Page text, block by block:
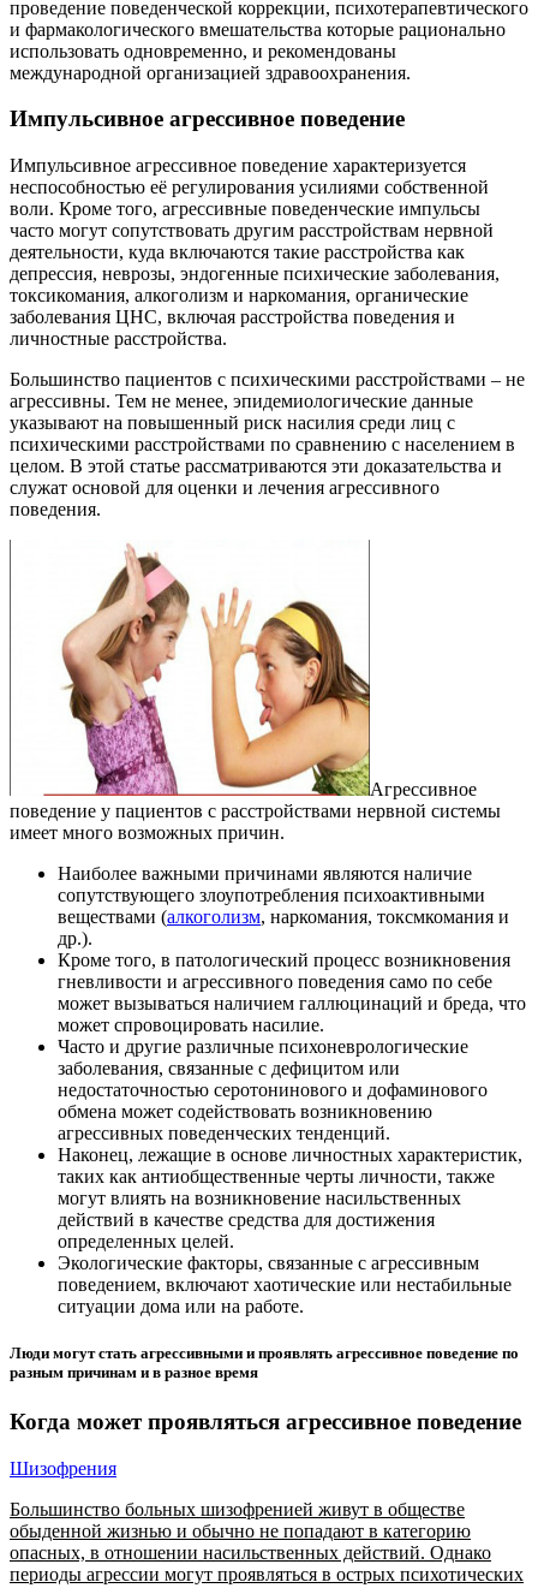
проведение поведенческой коррекции, психотерапевтического
и фармакологического вмешательства которые рационально
использовать одновременно, и рекомендованы
международной организацией здравоохранения.
Импульсивное агрессивное поведение
Импульсивное агрессивное поведение характеризуется
неспособностью её регулирования усилиями собственной
воли. Кроме того, агрессивные поведенческие импульсы
часто могут сопутствовать другим расстройствам нервной
деятельности, куда включаются такие расстройства как
депрессия, неврозы, эндогенные психические заболевания,
токсикомания, алкоголизм и наркомания, органические
заболевания ЦНС, включая расстройства поведения и
личностные расстройства.
Большинство пациентов с психическими расстройствами – не
агрессивны. Тем не менее, эпидемиологические данные
указывают на повышенный риск насилия среди лиц с
психическими расстройствами по сравнению с населением в
целом. В этой статье рассматриваются эти доказательства и
служат основой для оценки и лечения агрессивного
поведения.
Агрессивное
поведение у пациентов с расстройствами нервной системы
имеет много возможных причин.
Наиболее важными причинами являются наличие
сопутствующего злоупотребления психоактивными
веществами (алкоголизм, наркомания, токсмкомания и
др.).
Кроме того, в патологический процесс возникновения
гневливости и агрессивного поведения само по себе
может вызываться наличием галлюцинаций и бреда, что
может спровоцировать насилие.
Часто и другие различные психоневрологические
заболевания, связанные с дефицитом или
недостаточностью серотонинового и дофаминового
обмена может содействовать возникновению
агрессивных поведенческих тенденций.
Наконец, лежащие в основе личностных характеристик,
таких как антиобщественные черты личности, также
могут влиять на возникновение насильственных
действий в качестве средства для достижения
определенных целей.
Экологические факторы, связанные с агрессивным
поведением, включают хаотические или нестабильные
ситуации дома или на работе.
Люди могут стать агрессивными и проявлять агрессивное поведение по
разным причинам и в разное время
Когда может проявляться агрессивное поведение
Шизофрения
Большинство больных шизофренией живут в обществе
обыденной жизнью и обычно не попадают в категорию
опасных, в отношении насильственных действий. Однако
периоды агрессии могут проявляться в острых психотических